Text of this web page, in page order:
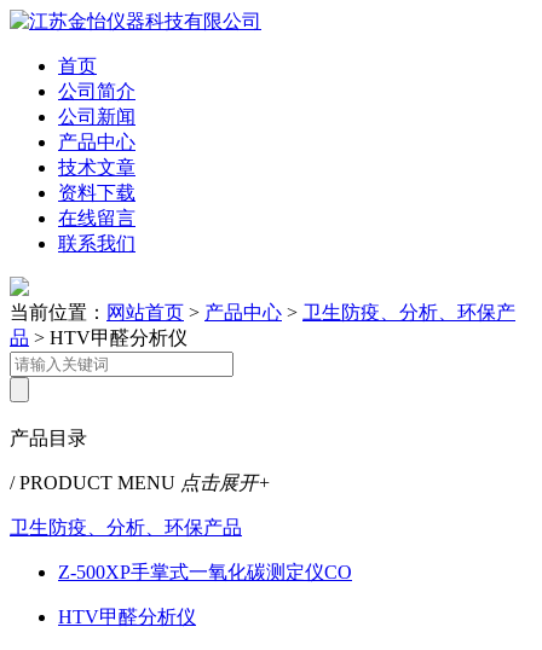
首页
公司简介
公司新闻
产品中心
技术文章
资料下载
在线留言
联系我们
当前位置： 网站首页 > 产品中心 > 卫生防疫、分析、环保产
品 > HTV甲醛分析仪
产品目录
/ PRODUCT MENU 点击展开+
卫生防疫、分析、环保产品
Z-500XP手掌式一氧化碳测定仪CO
HTV甲醛分析仪